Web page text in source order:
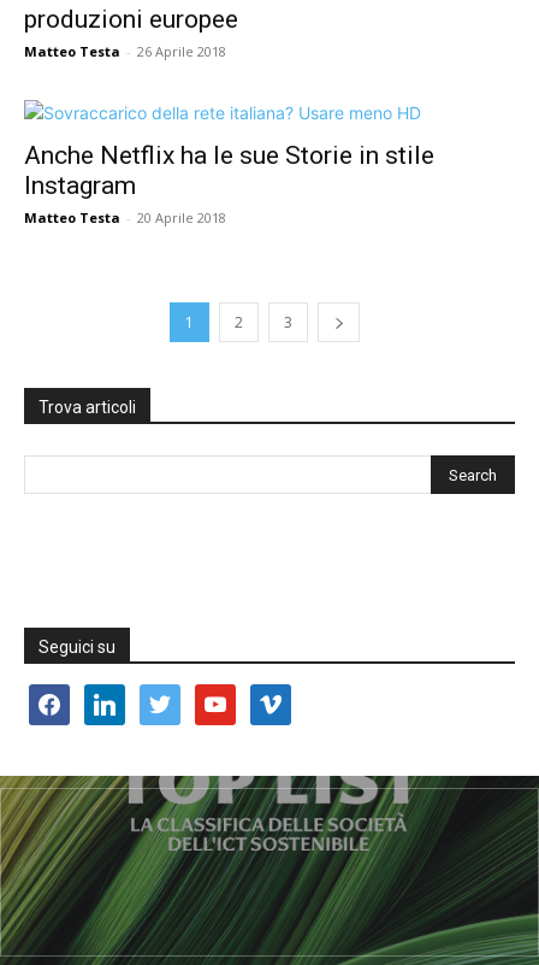
produzioni europee
Matteo Testa - 26 Aprile 2018
Anche Netflix ha le sue Storie in stile
Instagram
Matteo Testa - 20 Aprile 2018
1 2 3
Trova articoli
Seguici su
facebooklinkedin twitter youtube vimeo